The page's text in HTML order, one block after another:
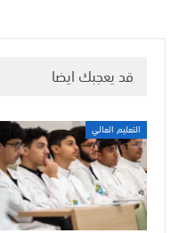
قد يعجبك ايضا
التعليم العالي